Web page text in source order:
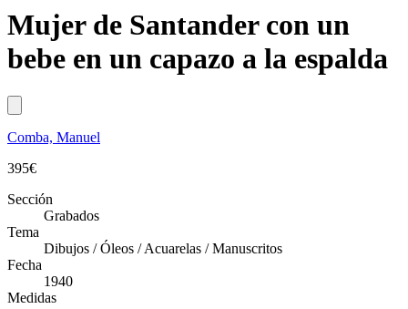
Mujer de Santander con un
bebe en un capazo a la espalda
Comba, Manuel
395€
Sección
Grabados
Tema
Dibujos / Óleos / Acuarelas / Manuscritos
Fecha
1940
Medidas